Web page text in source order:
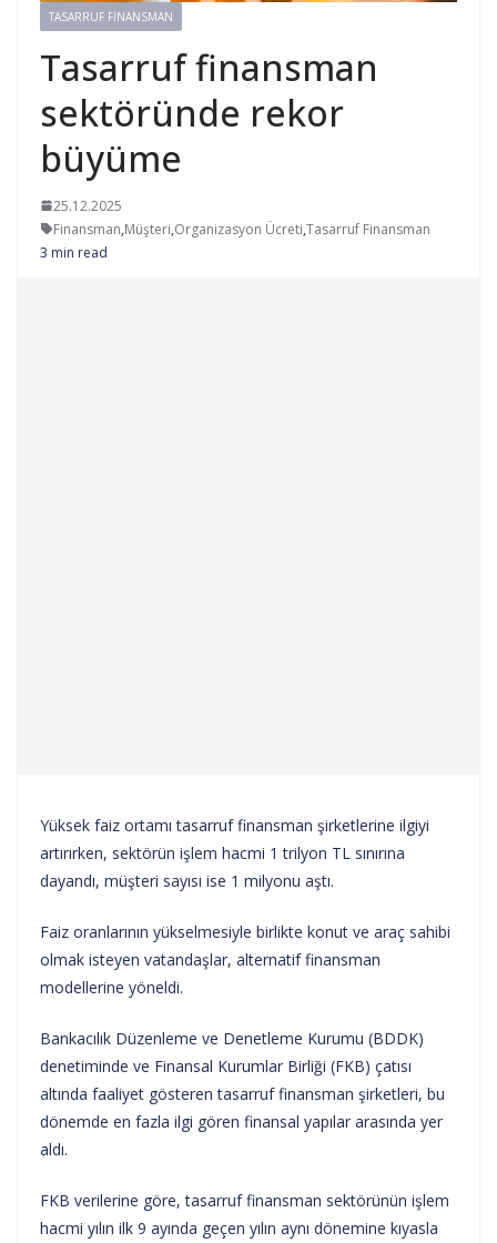
TASARRUF FINANSMAN
Tasarruf finansman
sektöründe rekor
büyüme
25.12.2025
Finansman,Müşteri,Organizasyon Ücreti,Tasarruf Finansman
3 min read
Yüksek faiz ortamı tasarruf finansman şirketlerine ilgiyi
artırırken, sektörün işlem hacmi 1 trilyon TL sınırına
dayandı, müşteri sayısı ise 1 milyonu aştı.
Faiz oranlarının yükselmesiyle birlikte konut ve araç sahibi
olmak isteyen vatandaşlar, alternatif finansman
modellerine yöneldi.
Bankacılık Düzenleme ve Denetleme Kurumu (BDDK)
denetiminde ve Finansal Kurumlar Birliği (FKB) çatısı
altında faaliyet gösteren tasarruf finansman şirketleri, bu
dönemde en fazla ilgi gören finansal yapılar arasında yer
aldı.
FKB verilerine göre, tasarruf finansman sektörünün işlem
hacmi yılın ilk 9 ayında geçen yılın aynı dönemine kıyasla